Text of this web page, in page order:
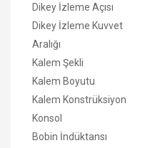
Dikey İzleme Açısı
Dikey İzleme Kuvvet
Aralığı
Kalem Şekli
Kalem Boyutu
Kalem Konstrüksiyon
Konsol
Bobin İndüktansı